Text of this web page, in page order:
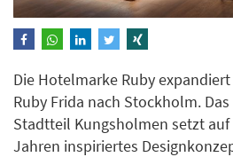
Die Hotelmarke Ruby
Ruby Frida nach Stockholm.
Stadtteil Kungsholmen setzt auf
Jahren inspiriertes